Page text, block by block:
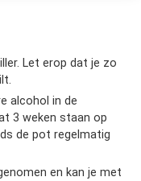
3 weken staan op
de pot regelmatig